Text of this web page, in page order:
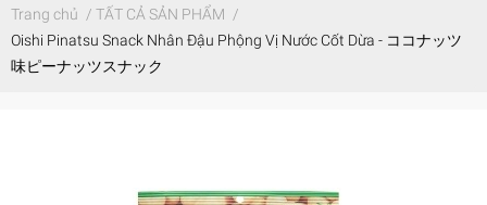
Trang chủ / TẤT CẢ SẢN PHẨM /
Oishi Pinatsu Snack Nhân Đậu Phộng Vị Nước Cốt Dừa - ココナッツ
味ピーナッツスナック